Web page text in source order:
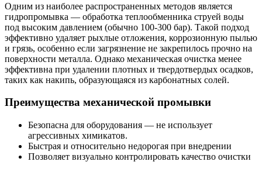
Одним из наиболее распространенных методов является
гидропромывка — обработка теплообменника струей воды
под высоким давлением (обычно 100-300 бар). Такой подход
эффективно удаляет рыхлые отложения, коррозионную пылью
и грязь, особенно если загрязнение не закрепилось прочно на
поверхности металла. Однако механическая очистка менее
эффективна при удалении плотных и твердотвердых осадков,
таких как накипь, образующаяся из карбонатных солей.
Преимущества механической промывки
Безопасна для оборудования — не использует
агрессивных химикатов.
Быстрая и относительно недорогая при внедрении
Позволяет визуально контролировать качество очистки